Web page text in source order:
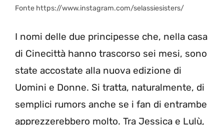
Fonte https://www.instagram.com/selassiesisters/
I nomi delle due principesse che, nella casa
di Cinecittà hanno trascorso sei mesi, sono
state accostate alla nuova edizione di
Uomini e Donne. Si tratta, naturalmente, di
semplici rumors anche se i fan di entrambe
apprezzerebbero molto. Tra Jessica e Lulù,